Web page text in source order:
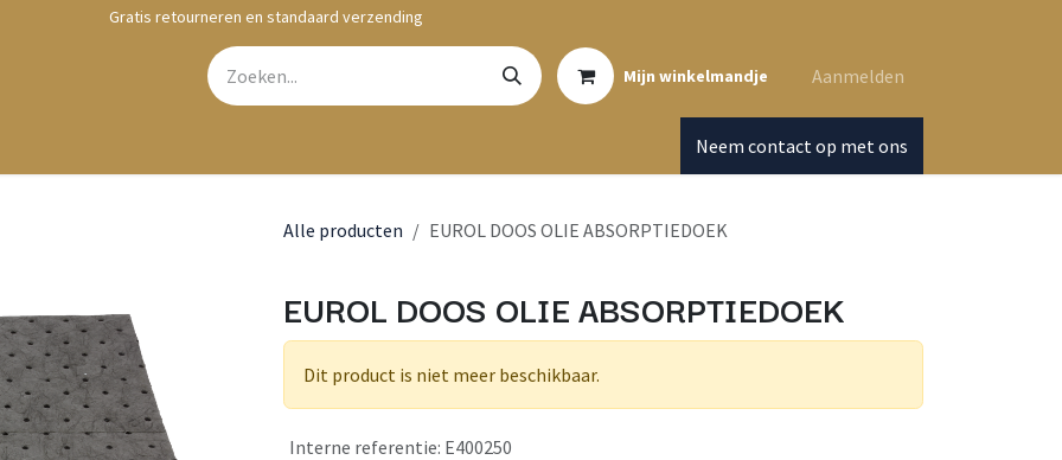
Gratis retourneren en standaard verzending
Mijn winkelmandje Aanmelden
Neem contact op met ons
Alle producten EUROL DOOS OLIE ABSORPTIEDOEK
EUROL DOOS OLIE ABSORPTIEDOEK
Dit product is niet meer beschikbaar.
Interne referentie: E400250